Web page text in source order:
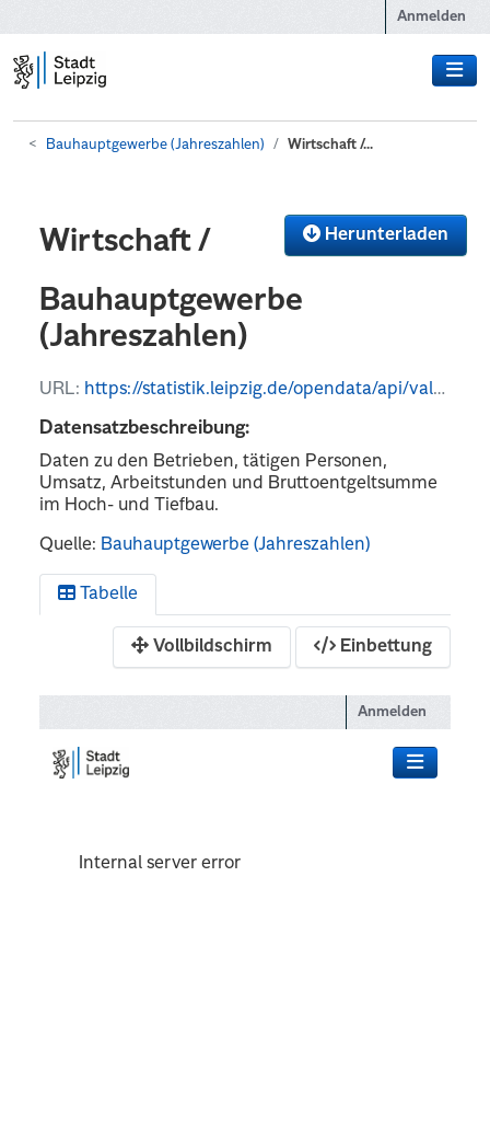
Anmelden
Bauhauptgewerbe (Jahreszahlen) Wirtschaft /...
Herunterladen
Wirtschaft /
Bauhauptgewerbe
(Jahreszahlen)
URL: https://statistik.leipzig.de/opendata/api/values?kategorie_nr=8&rubrik_nr=4&periode=y&format=csv
Datensatzbeschreibung:
Daten zu den Betrieben, tätigen Personen,
Umsatz, Arbeitstunden und Bruttoentgeltsumme
im Hoch- und Tiefbau.
Quelle: Bauhauptgewerbe (Jahreszahlen)
Tabelle
Vollbildschirm Einbettung